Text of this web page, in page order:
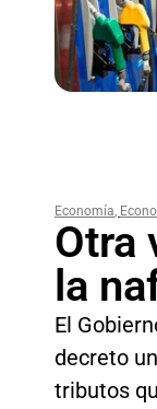
Economía,
Otra
la
El
decreto
tributos